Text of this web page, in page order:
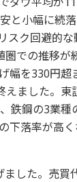
と小幅に続
スク回避的
での推移
幅を330円
ました。
鉄鋼の3業
下落率が高く
した。売買